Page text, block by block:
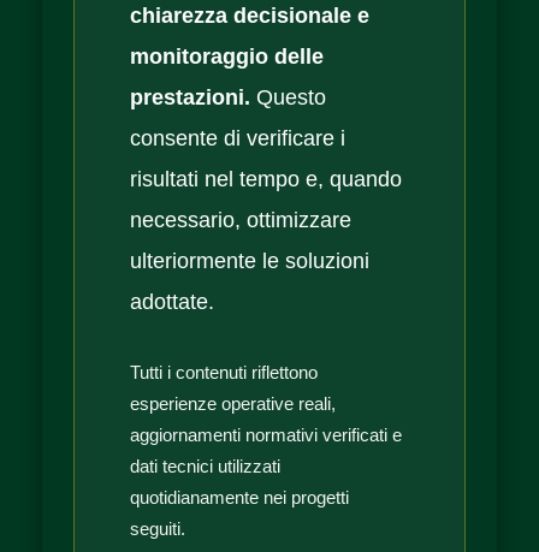
chiarezza decisionale e
monitoraggio delle
prestazioni. Questo
consente di verificare i
risultati nel tempo e, quando
necessario, ottimizzare
ulteriormente le soluzioni
adottate.
Tutti i contenuti riflettono
esperienze operative reali,
aggiornamenti normativi verificati e
dati tecnici utilizzati
quotidianamente nei progetti
seguiti.